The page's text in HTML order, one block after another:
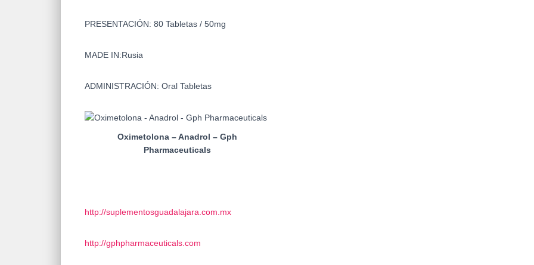
PRESENTACIÓN: 80 Tabletas / 50mg
MADE IN:Rusia
ADMINISTRACIÓN: Oral Tabletas
Oximetolona – Anadrol – Gph
Pharmaceuticals
http://suplementosguadalajara.com.mx
http://gphpharmaceuticals.com